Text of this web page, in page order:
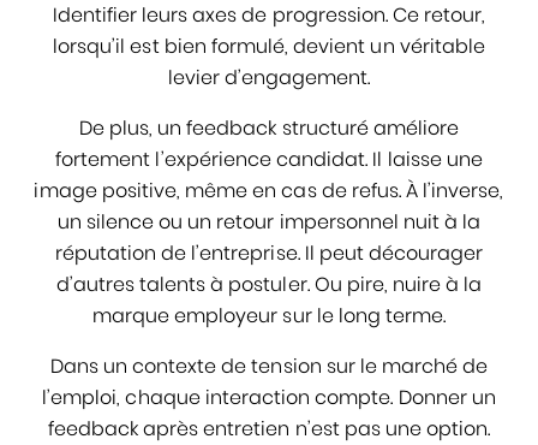
Identifier leurs axes de progression. Ce retour,
lorsqu’il est bien formulé, devient un véritable
levier d’engagement.
De plus, un feedback structuré améliore
fortement l’expérience candidat. Il laisse une
image positive, même en cas de refus. À l’inverse,
un silence ou un retour impersonnel nuit à la
réputation de l’entreprise. Il peut décourager
d’autres talents à postuler. Ou pire, nuire à la
marque employeur sur le long terme.
Dans un contexte de tension sur le marché de
l’emploi, chaque interaction compte. Donner un
feedback après entretien n’est pas une option.